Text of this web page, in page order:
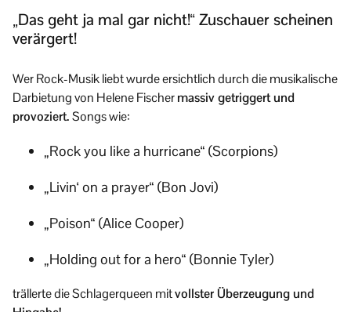
„Das geht ja mal gar nicht!“ Zuschauer scheinen
verärgert!
Wer Rock-Musik liebt wurde ersichtlich durch die musikalische
Darbietung von Helene Fischermassiv getriggert und
provoziert.Songs wie:
„Rock you like a hurricane“ (Scorpions)
„Livin‘ on a prayer“ (Bon Jovi)
„Poison“ (Alice Cooper)
„Holding out for a hero“ (Bonnie Tyler)
trällerte die Schlagerqueen mitvollster Überzeugung und